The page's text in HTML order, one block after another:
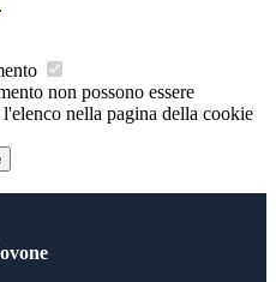
.
non possono essere
nella pagina della cookie